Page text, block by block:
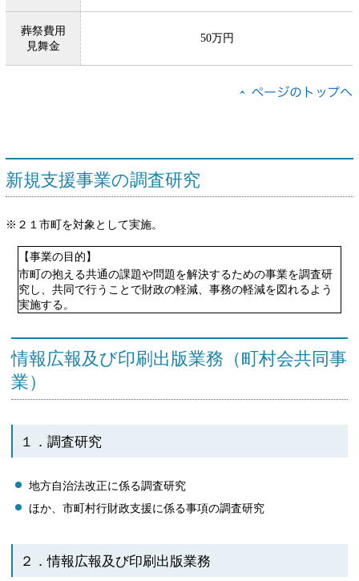
葬祭費用
見舞金
50万円
新規支援事業の調査研究
※２１市町を対象として実施。
【事業の目的】
市町の抱える共通の課題や問題を解決するための事業を調査研
究し、共同で行うことで財政の軽減、事務の軽減を図れるよう
実施する。
情報広報及び印刷出版業務（町村会共同事
業）
１．調査研究
地方自治法改正に係る調査研究
ほか、市町村行財政支援に係る事項の調査研究
２．情報広報及び印刷出版業務